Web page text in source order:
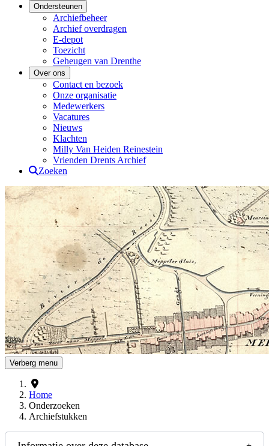
Ondersteunen
Archiefbeheer
Archief overdragen
E-depot
Toezicht
Geheugen van Drenthe
Over ons
Contact en bezoek
Onze organisatie
Medewerkers
Vacatures
Nieuws
Klachten
Milly Van Heiden Reinestein
Vrienden Drents Archief
Zoeken
Drents Archief
Verberg menu
Home
Onderzoeken
Archiefstukken